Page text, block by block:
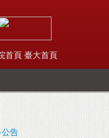
首頁 臺大首頁
告